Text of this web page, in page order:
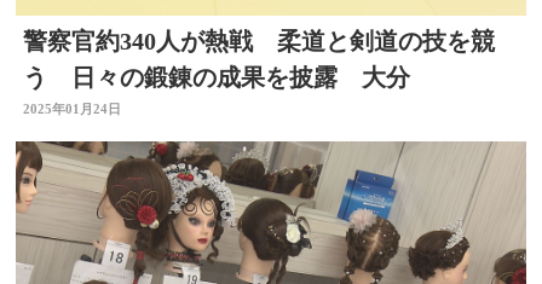
警察官約340人が熱戦 柔道と剣道の技を競
う 日々の鍛錬の成果を披露 大分
2025年01月24日